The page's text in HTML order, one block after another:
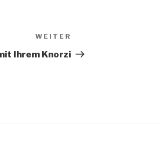
Beitrag
WEITER
Ihrem Knorzi